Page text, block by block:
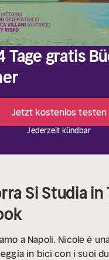
Tage gratis
Jetzt kostenlos testen
Jederzeit kündbar
Si Studia in
a Napoli. Nicole è
in bici con i suoi